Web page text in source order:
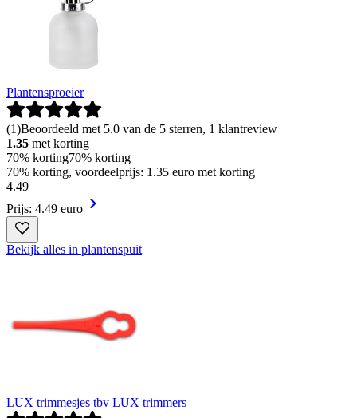
Plantensproeier
(1)Beoordeeld met 5.0 van de 5 sterren, 1 klantreview
1.35 met korting
70% korting70% korting
70% korting, voordeelprijs: 1.35 euro met korting
4.49
Prijs: 4.49 euro
Bekijk alles in plantenspuit
LUX trimmesjes tbv LUX trimmers